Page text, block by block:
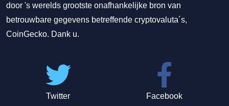
door 's werelds grootste onafhankelijke bron van
betrouwbare gegevens betreffende cryptovaluta´s,
CoinGecko. Dank u.
Twitter Facebook